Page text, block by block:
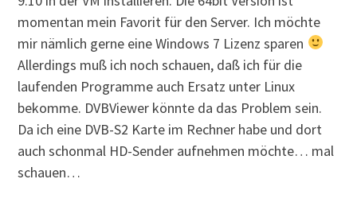
momentan mein Favorit für den Server. Ich möchte
mir nämlich gerne eine Windows 7 Lizenz sparen
Allerdings muß ich noch schauen, daß ich für die
laufenden Programme auch Ersatz unter Linux
bekomme. DVBViewer könnte da das Problem sein.
Da ich eine DVB-S2 Karte im Rechner habe und dort
auch schonmal HD-Sender aufnehmen möchte… mal
schauen…